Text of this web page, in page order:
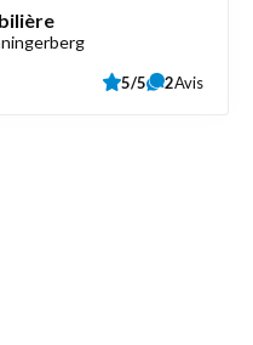
5/5 2Avis